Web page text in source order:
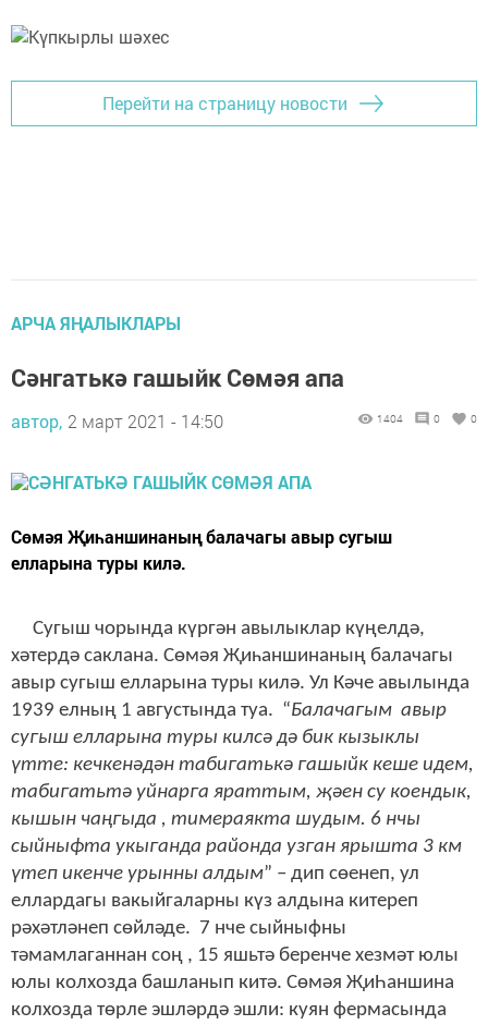
Перейти на страницу новости
АРЧА ЯҢАЛЫКЛАРЫ
Сәнгатькә гашыйк Сөмәя апа
автор, 2 март 2021 - 14:50 1404 0 0
Сөмәя Җиһаншинаның балачагы авыр сугыш
елларына туры килә.
Сугыш чорында күргән авылыклар күңелдә,
хәтердә саклана. Сөмәя Җиһаншинаның балачагы
авыр сугыш елларына туры килә. Ул Кәче авылында
1939 елның 1 августында туа. “Балачагым авыр
сугыш елларына туры килсә дә бик кызыклы
үтте: кечкенәдән табигатькә гашыйк кеше идем,
табигатьтә уйнарга яраттым, җәен су коендык,
кышын чаңгыда , тимераякта шудым. 6 нчы
сыйныфта укыганда районда узган ярышта 3 км
үтеп икенче урынны алдым” – дип сөенеп, ул
еллардагы вакыйгаларны күз алдына китереп
рәхәтләнеп сөйләде. 7 нче сыйныфны
тәмамлаганнан соң , 15 яшьтә беренче хезмәт юлы
юлы колхозда башланып китә. Сөмәя ҖиҺаншина
колхозда төрле эшләрдә эшли: куян фермасында